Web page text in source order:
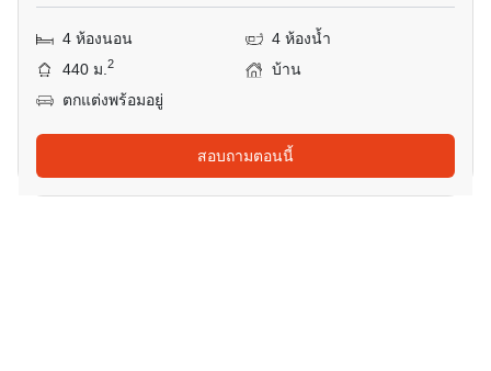
4 ห้องนอน
4 ห้องน้ำ
440 ม.2
บ้าน
ตกแต่งพร้อมอยู่
สอบถามตอนนี้